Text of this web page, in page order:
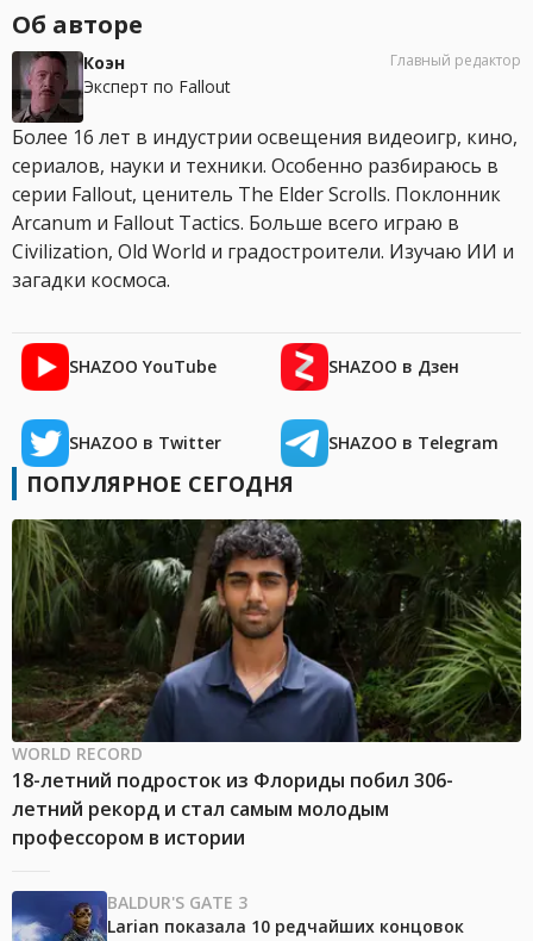
Об авторе
Коэн
Эксперт по Fallout
Главный редактор
Более 16 лет в индустрии освещения видеоигр, кино,
сериалов, науки и техники. Особенно разбираюсь в
серии Fallout, ценитель The Elder Scrolls. Поклонник
Arcanum и Fallout Tactics. Больше всего играю в
Civilization, Old World и градостроители. Изучаю ИИ и
загадки космоса.
SHAZOO YouTube SHAZOO в Дзен
SHAZOO в Twitter SHAZOO в Telegram
ПОПУЛЯРНОЕ СЕГОДНЯ
WORLD RECORD
18-летний подросток из Флориды побил 306-
летний рекорд и стал самым молодым
профессором в истории
BALDUR'S GATE 3
Larian показала 10 редчайших концовок